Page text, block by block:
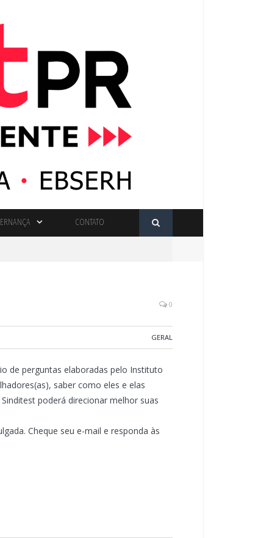
CONTATO
0
GERAL
de perguntas elaboradas pelo Instituto
saber como eles e elas
poderá direcionar melhor suas
Cheque seu e-mail e responda às